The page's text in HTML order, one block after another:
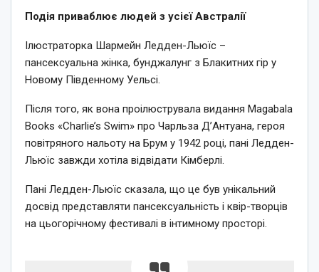
Подія приваблює людей з усієї Австралії
Ілюстраторка Шармейн Ледден-Льюїс –
пансексуальна жінка, бунджалунг з Блакитних гір у
Новому Південному Уельсі.
Після того, як вона проілюструвала видання Magabala
Books «Charlie’s Swim» про Чарльза Д’Антуана, героя
повітряного нальоту на Брум у 1942 році, пані Ледден-
Льюїс завжди хотіла відвідати Кімберлі.
Пані Ледден-Льюїс сказала, що це був унікальний
досвід представляти пансексуальність і квір-творців
на цьогорічному фестивалі в інтимному просторі.